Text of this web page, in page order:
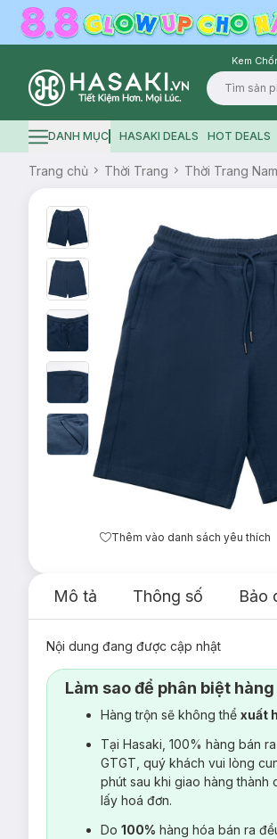
Kem
Logo
Hamburger icon
DANH MỤC HASAKI DEALS HOT DEALS
Trang chủ Thời Trang Thời Trang Nam
Thêm vào danh sách yêu thích
Mô tả Thông số Bảo
Nội dung đang được cập nhật
Làm sao để phân biệt
Hàng trộn sẽ không thể xuất
Tại Hasaki, 100% hàng bán
GTGT, quý khách vui lòng
phút sau khi giao hàng thành
lấy hoá đơn.
Do 100% hàng hóa bán ra